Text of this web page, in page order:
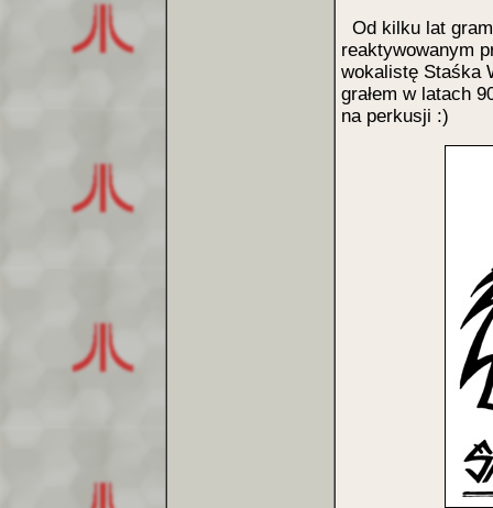
Od kilku lat
reaktywowanym
wokalistę Staśka
grałem w latach
na perkusji :)